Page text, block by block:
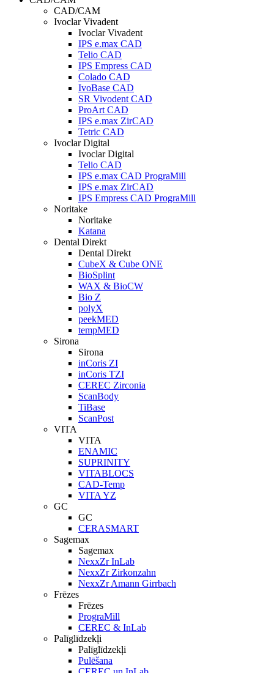
CAD/CAM
Ivoclar Vivadent
Ivoclar Vivadent
IPS e.max CAD
Telio CAD
IPS Empress CAD
Colado CAD
IvoBase CAD
SR Vivodent CAD
ProArt CAD
IPS e.max ZirCAD
Tetric CAD
Ivoclar Digital
Ivoclar Digital
Telio CAD
IPS e.max CAD PrograMill
IPS e.max ZirCAD
IPS Empress CAD PrograMill
Noritake
Noritake
Katana
Dental Direkt
Dental Direkt
CubeX & Cube ONE
BioSplint
WAX & BioCW
Bio Z
polyX
peekMED
tempMED
Sirona
Sirona
inCoris ZI
inCoris TZI
CEREC Zirconia
ScanBody
TiBase
ScanPost
VITA
VITA
ENAMIC
SUPRINITY
VITABLOCS
CAD-Temp
VITA YZ
GC
GC
CERASMART
Sagemax
Sagemax
NexxZr InLab
NexxZr Zirkonzahn
NexxZr Amann Girrbach
Frēzes
Frēzes
PrograMill
CEREC & InLab
Palīglīdzekļi
Palīglīdzekļi
Pulēšana